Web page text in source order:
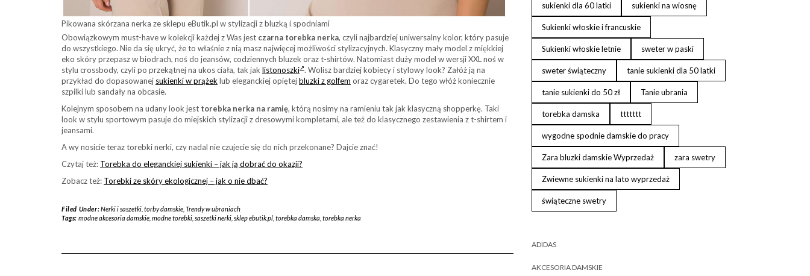
Pikowana skórzana nerka ze sklepu eButik.pl w stylizacji z bluzką i spodniami
Obowiązkowym must-have w kolekcji każdej z Was jest czarna torebka nerka, czyli najbardziej uniwersalny kolor, który pasuje
do wszystkiego. Nie da się ukryć, że to właśnie z nią masz najwięcej możliwości stylizacyjnych. Klasyczny mały model z miękkiej
eko skóry przepasz w biodrach, noś do jeansów, codziennych bluzek oraz t-shirtów. Natomiast duży model w wersji XXL noś w
stylu crossbody, czyli po przekątnej na ukos ciała, tak jak listonoszki . Wolisz bardziej kobiecy i stylowy look? Załóż ją na
przykład do dopasowanej sukienki w prążek lub eleganckiej opiętejbluzki z golfem oraz cygaretek. Do tego włóż koniecznie
szpilki lub sandały na obcasie.
Kolejnym sposobem na udany look jest torebka nerka na ramię, którą nosimy na ramieniu tak jak klasyczną shopperkę. Taki
look w stylu sportowym pasuje do miejskich stylizacji z dresowymi kompletami, ale też do klasycznego zestawienia z t-shirtem i
jeansami.
A wy nosicie teraz torebki nerki, czy nadal nie czujecie się do nich przekonane? Dajcie znać!
Czytaj też: Torebka do eleganckiej sukienki – jak ją dobrać do okazji?
Zobacz też: Torebki ze skóry ekologicznej – jak o nie dbać?
Filed Under:Nerki i saszetki, torby damskie, Trendy w ubraniach
Tags: modne akcesoria damskie, modne torebki, saszetki nerki, sklep ebutik.pl, torebka damska torebka nerka
sukienki dla 60 latki sukienki na wiosnę
Sukienki włoskie i francuskie
Sukienki włoskie letnie sweter w paski
sweter świąteczny tanie sukienki dla 50 latki
tanie sukienki do 50 zł Tanie ubrania
torebka damska ttttttt
wygodne spodnie damskie do pracy
Zara bluzki damskie Wyprzedaż zara swetry
Zwiewne sukienki na lato wyprzedaż
świąteczne swetry
ADIDAS
AKCESORIA DAMSKIE